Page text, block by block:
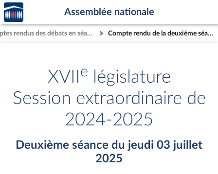
Aller au contenu
Aller en bas de la page
Accèder
à la
page
d'accueil
Assemblée nationale
Comptes rendus des débats en séance Compte rendu de la deuxième séance du jeudi 03 juillet 2025
XVII e
législature
Session extraordinaire de
2024-2025
Deuxième séance du jeudi 03 juillet
2025